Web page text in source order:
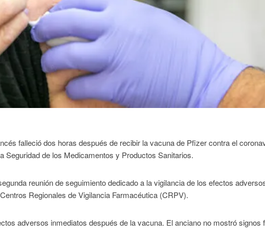
falleció dos horas después de recibir la vacuna de Pfizer contra el
Seguridad de los Medicamentos y Productos Sanitarios.
reunión de seguimiento dedicado a la vigilancia de los efectos
Regionales de Vigilancia Farmacéutica (CRPV).
adversos inmediatos después de la vacuna. El anciano no mostró signos